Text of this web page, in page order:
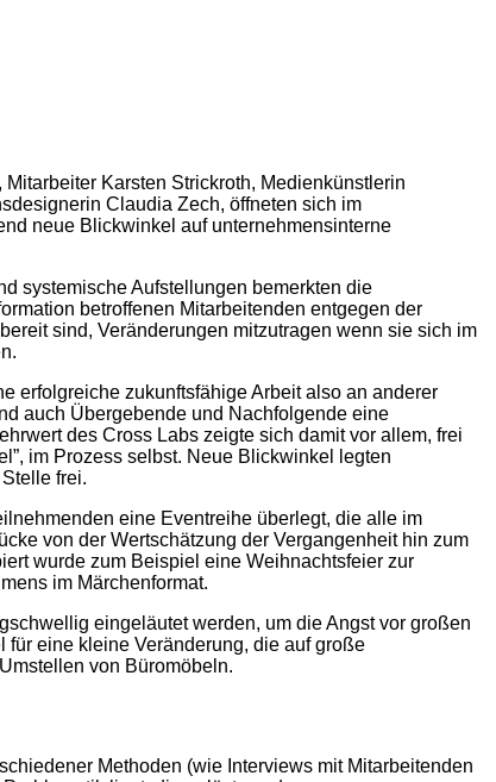
Karsten Strickroth, Medienkünstlerin
Claudia Zech, öffneten sich im
neue Blickwinkel auf unternehmensinterne
systemische Aufstellungen bemerkten die
betroffenen Mitarbeitenden entgegen der
sind, Veränderungen mitzutragen wenn sie sich im
erfolgreiche zukunftsfähige Arbeit also an anderer
auch Übergebende und Nachfolgende eine
des Cross Labs zeigte sich damit vor allem, frei
im Prozess selbst. Neue Blickwinkel legten
frei.
eine Eventreihe überlegt, die alle im
von der Wertschätzung der Vergangenheit hin zum
wurde zum Beispiel eine Weihnachtsfeier zur
im Märchenformat.
eingeläutet werden, um die Angst vor großen
eine kleine Veränderung, die auf große
von Büromöbeln.
Methoden (wie Interviews mit Mitarbeitenden